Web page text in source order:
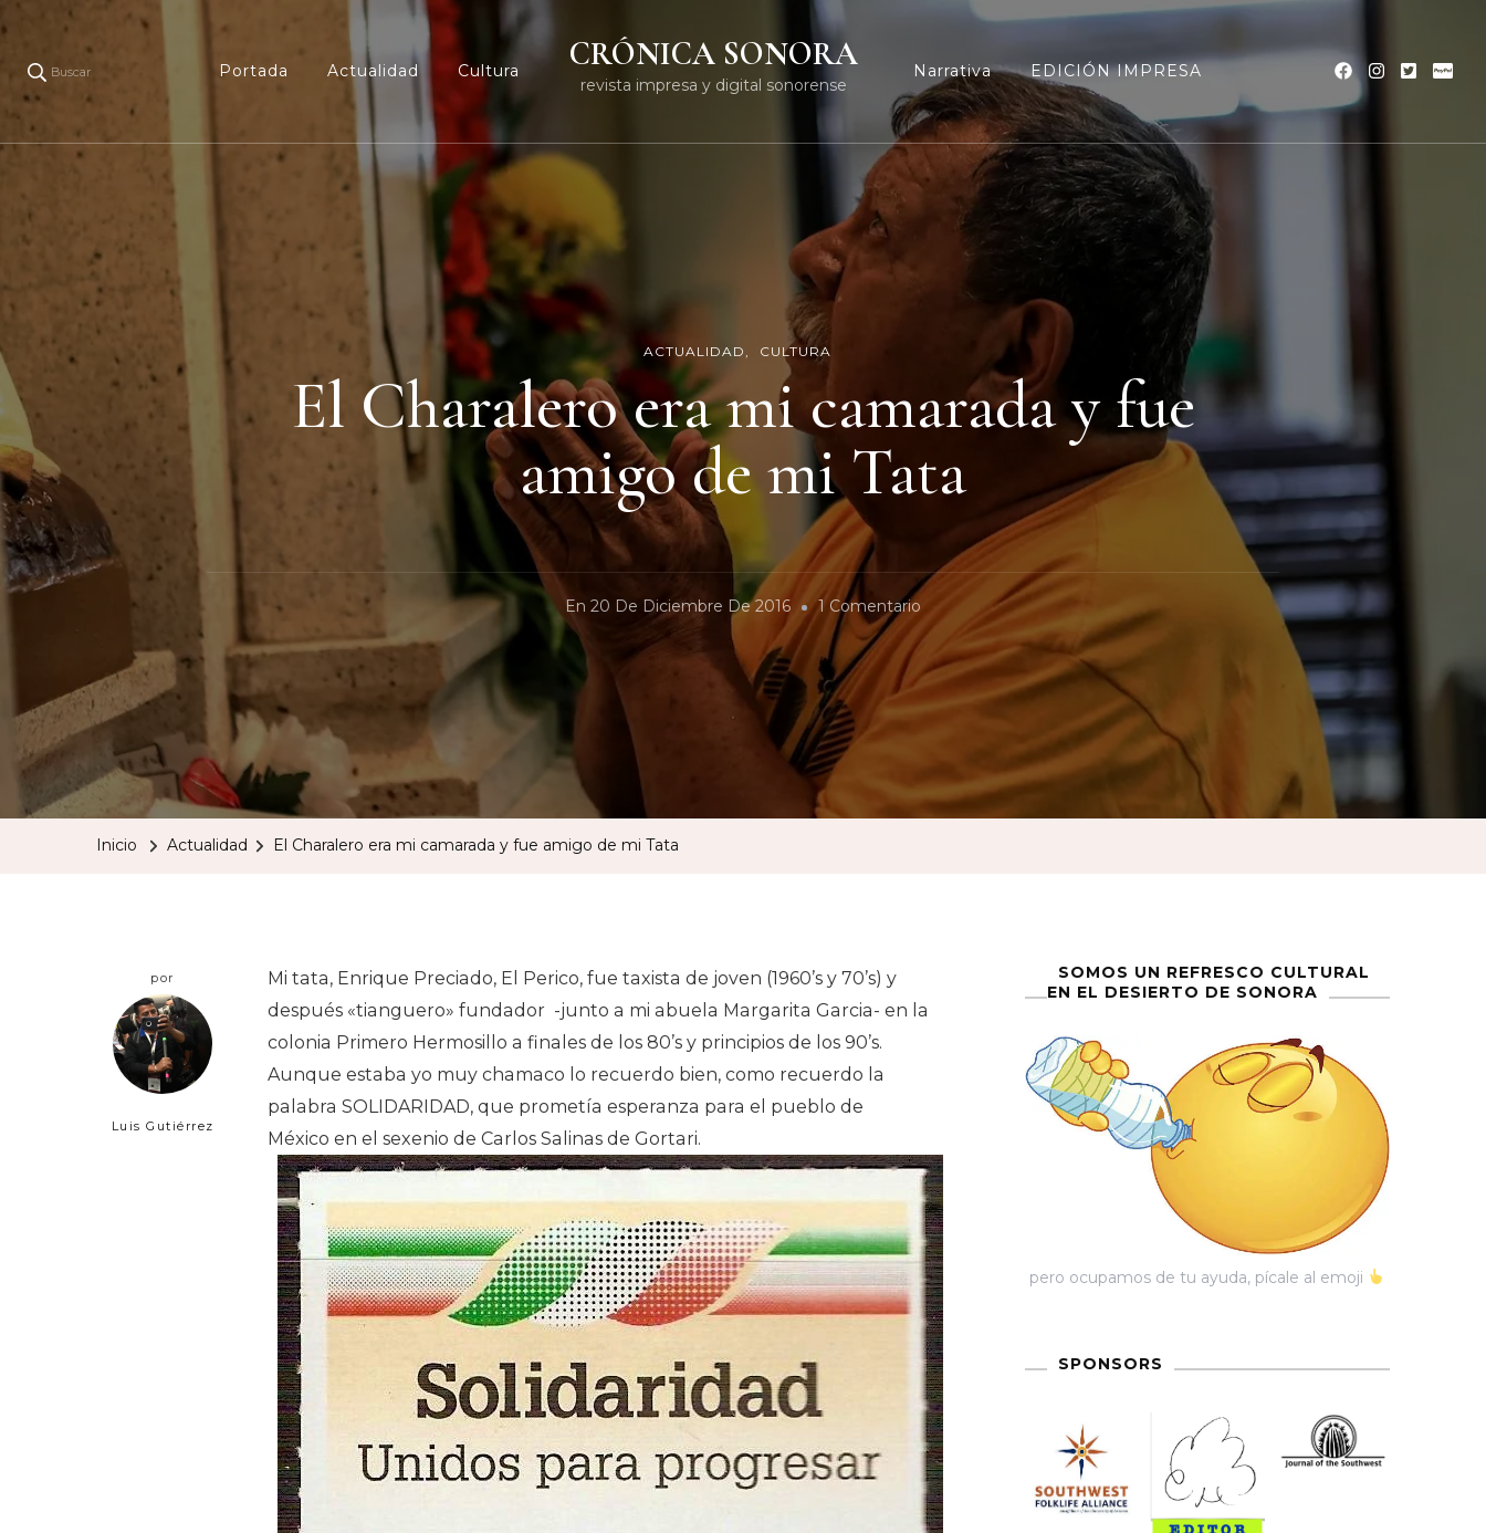
Buscar Portada Actualidad Cultura CRÓNICA SONORA
revista impresa y digital sonorense
Narrativa EDICIÓN IMPRESA
ACTUALIDAD CULTURA
El Charalero era mi camarada y fue
amigo de mi Tata
En 20 De Diciembre De 2016 1 Comentario
El
Charalero
Era
Camarada
Y
Inicio Actualidad El Charalero era mi camarada y fue amigo de mi Tata
por
Luis Gutiérrez
Mi tata, Enrique Preciado, El Perico, fue taxista de joven (1960’s y 70’s) y
después «tianguero» fundador -junto a mi abuela Margarita Garcia- en la
colonia Primero Hermosillo a finales de los 80’s y principios de los 90’s.
Aunque estaba yo muy chamaco lo recuerdo bien, como recuerdo la
palabra SOLIDARIDAD, que prometía esperanza para el pueblo de
México en el sexenio de Carlos Salinas de Gortari.
SOMOS UN REFRESCO CULTURAL
EN EL DESIERTO DE SONORA
pero ocupamos de tu ayuda, pícale al emoji
SPONSORS